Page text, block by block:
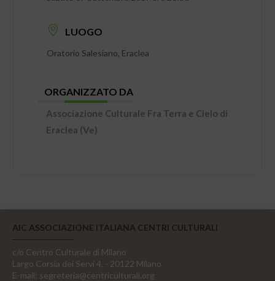
LUOGO
Oratorio Salesiano, Eraclea
ORGANIZZATO DA
Associazione Culturale Fra Terra e Cielo di
Eraclea (Ve)
AIC ASSOCIAZIONE ITALIANA CENTRI CULTURALI
c/o Centro Culturale di Milano
Largo Corsia dei Servi 4, - 20122 Milano
E-mail: segreteria@centriculturali.org